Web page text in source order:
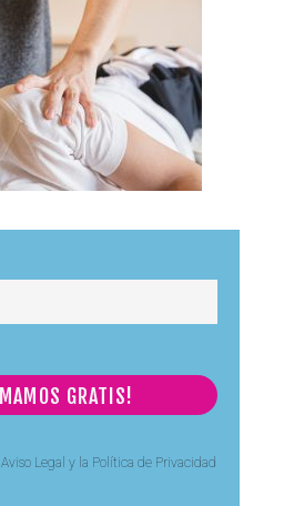
Aviso Legal y la Política de Privacidad